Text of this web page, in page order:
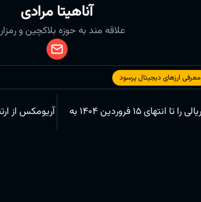
آناهیتا مرادی
علاقه مند به حوزه بلاکچین و
معرفی ارزهای دیجیتال پرسود
بانک مرکزی تمامی تسویه های ریالی را تا انتهای 15 فروردین 1404 به